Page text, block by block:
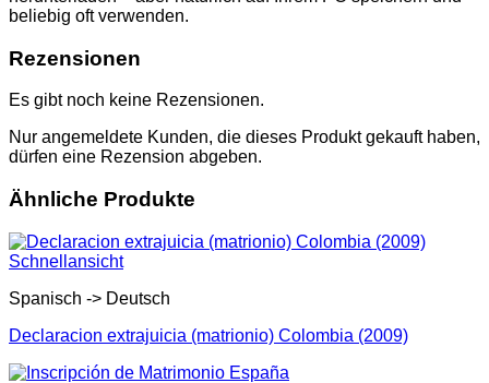
beliebig oft verwenden.
Rezensionen
Es gibt noch keine Rezensionen.
Nur angemeldete Kunden, die dieses Produkt gekauft haben,
dürfen eine Rezension abgeben.
Ähnliche Produkte
Schnellansicht
Spanisch -> Deutsch
Declaracion extrajuicia (matrionio) Colombia (2009)